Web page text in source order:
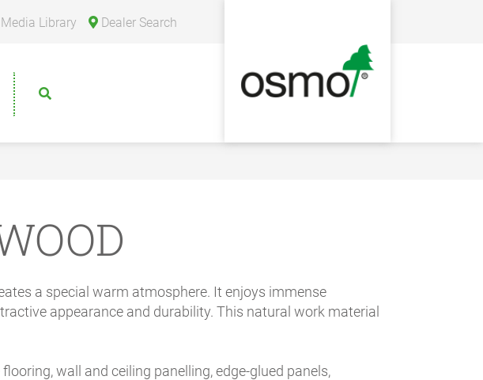
Media Library Dealer Search
a special warm atmosphere. It enjoys immense
appearance and durability. This natural work material
wall and ceiling panelling, edge-glued panels,